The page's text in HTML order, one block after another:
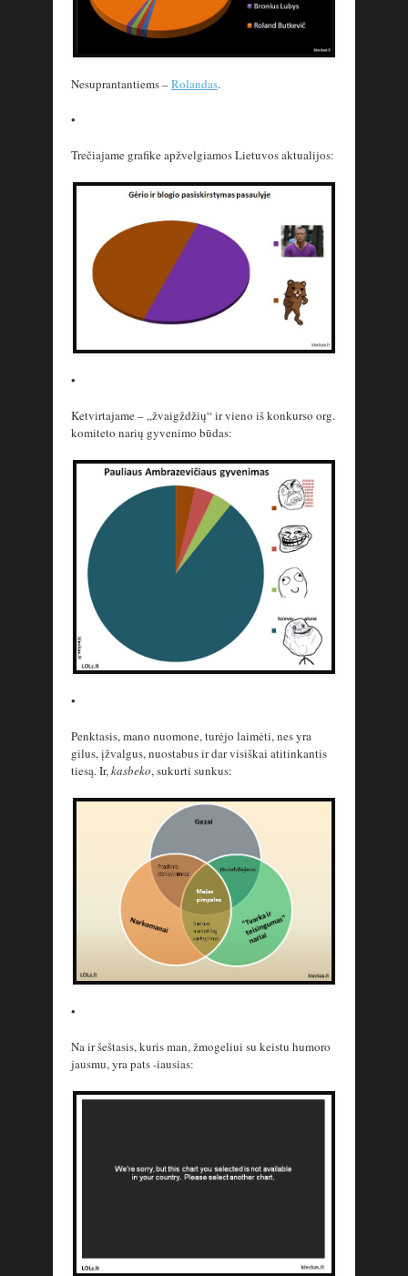
Nesuprantantiems –Rolandas.
•
Trečiajame grafike apžvelgiamos Lietuvos aktualijos:
•
Ketvirtajame – „žvaigždžių“ ir vieno iš konkurso org.
komiteto narių gyvenimo būdas:
•
Penktasis, mano nuomone, turėjo laimėti, nes yra
gilus, įžvalgus, nuostabus ir dar visiškai atitinkantis
tiesą. Ir,kasbeko, sukurti sunkus:
•
Na ir šeštasis, kuris man, žmogeliui su keistu humoro
jausmu, yra pats -iausias: